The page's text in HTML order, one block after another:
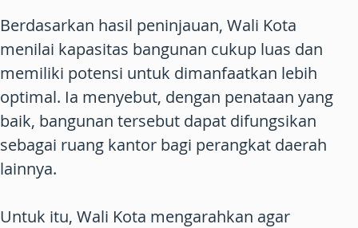
Berdasarkan hasil peninjauan, Wali Kota
menilai kapasitas bangunan cukup luas dan
memiliki potensi untuk dimanfaatkan lebih
optimal. Ia menyebut, dengan penataan yang
baik, bangunan tersebut dapat difungsikan
sebagai ruang kantor bagi perangkat daerah
lainnya.
Untuk itu, Wali Kota mengarahkan agar